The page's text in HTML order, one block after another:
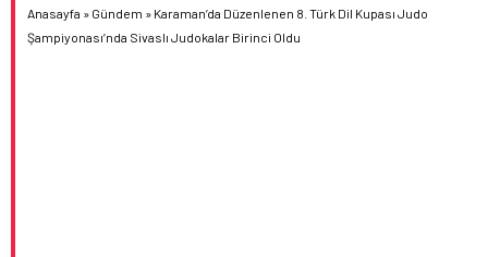
47,7048
Anasayfa » Gündem » Karaman’da Düzenlenen 8. Türk Dil Kupası Judo
Şampiyonası’nda Sivaslı Judokalar Birinci Oldu